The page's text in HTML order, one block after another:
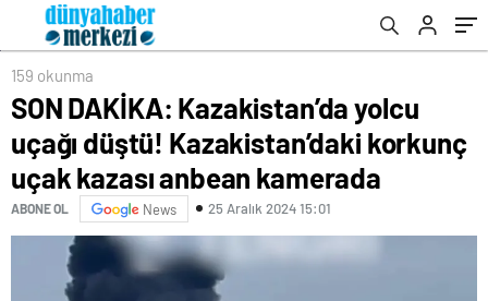
anbean kamerada
159 okunma
SON DAKİKA: Kazakistan’da yolcu
uçağı düştü! Kazakistan’daki korkunç
uçak kazası anbean kamerada
ABONE OL News 25 Aralık 2024 15:01